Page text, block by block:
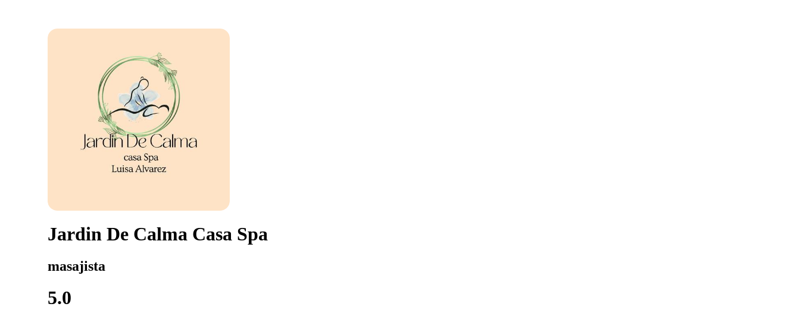
Jardin De Calma Casa Spa
masajista
5.0